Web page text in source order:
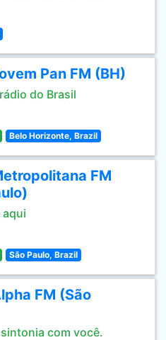
Pan FM (BH)
do Brasil
Belo Horizonte, Brazil
FM
São Paulo, Brazil
FM (São
com você.